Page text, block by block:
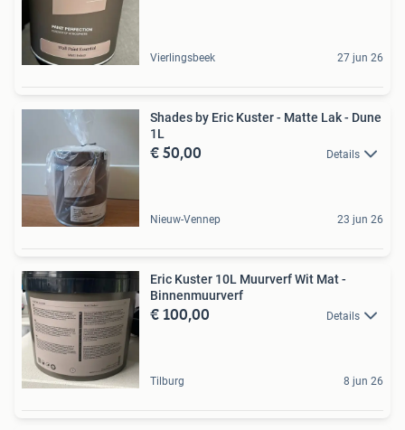
Vierlingsbeek 27 jun 26
Shades by Eric Kuster - Matte Lak - Dune
1L
€ 50,00 Details
Nieuw-Vennep 23 jun 26
Eric Kuster 10L Muurverf Wit Mat -
Binnenmuurverf
€ 100,00 Details
Tilburg 8 jun 26